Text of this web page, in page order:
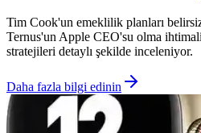
Tim Cook'un emeklilik planları
Ternus'un Apple CEO'su olma
stratejileri detaylı şekilde inceleniyor.
Daha fazla bilgi edinin